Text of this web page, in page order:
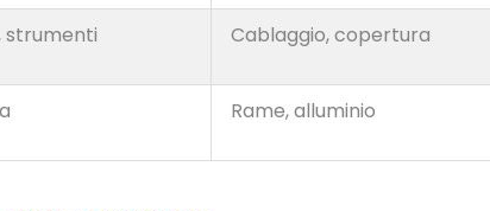
strumenti Cablaggio, copertura
Rame, alluminio